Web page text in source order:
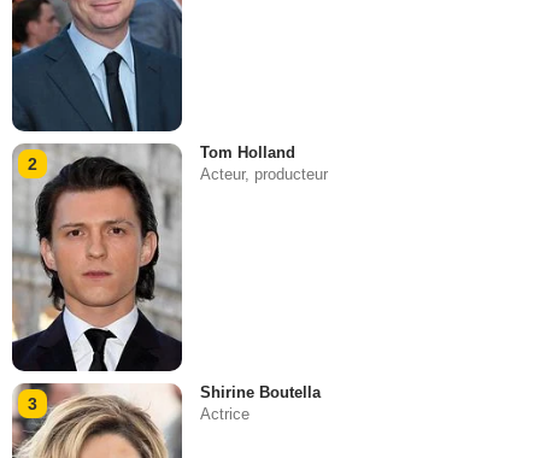
2
Tom Holland
Acteur, producteur
3
Shirine Boutella
Actrice